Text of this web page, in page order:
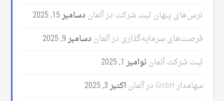
ترس‌های پنهان ثبت شرکت در آلمان دسامبر 15, 2025
فرصت‌های سرمایه‌گذاری در آلمان دسامبر 9, 2025
ثبت شرکت آلماننوامبر 1, 2025
سهامدار GmbH در آلمان
اکتبر 3, 2025